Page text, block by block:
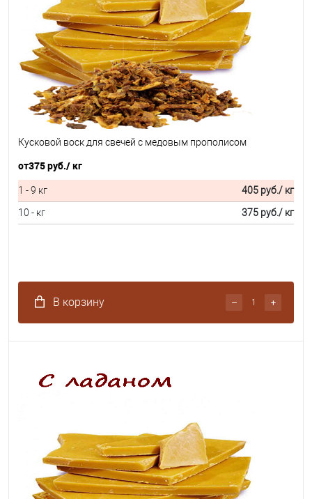
Кусковой воск для свечей с медовым прополисом
от375 руб./ кг
1 - 9 кг 405 руб./ кг
10 - кг
375 руб./ кг
В корзину